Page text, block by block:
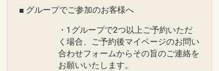
■ グループでご参加のお客様へ
・1グループで2つ以上ご予約いただ
く場合、ご予約後マイページのお問い
合わせフォームからその旨のご連絡を
お願いいたします。